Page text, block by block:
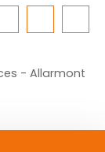
- Allarmont